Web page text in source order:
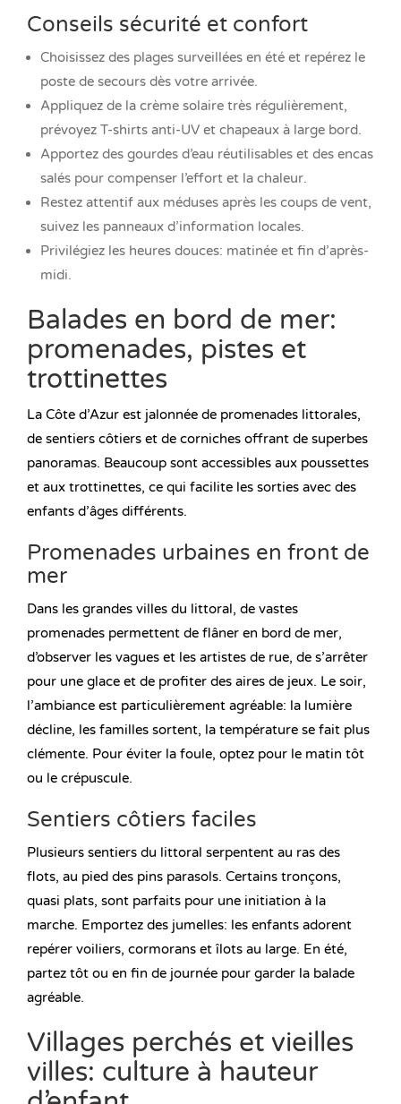
Conseils sécurité et confort
Choisissez des plages surveillées en été et repérez le
poste de secours dès votre arrivée.
Appliquez de la crème solaire très régulièrement,
prévoyez T-shirts anti-UV et chapeaux à large bord.
Apportez des gourdes d’eau réutilisables et des encas
salés pour compenser l’effort et la chaleur.
Restez attentif aux méduses après les coups de vent,
suivez les panneaux d’information locales.
Privilégiez les heures douces: matinée et fin d’après-
midi.
Balades en bord de mer:
promenades, pistes et
trottinettes
La Côte d’Azur est jalonnée de promenades littorales,
de sentiers côtiers et de corniches offrant de superbes
panoramas. Beaucoup sont accessibles aux poussettes
et aux trottinettes, ce qui facilite les sorties avec des
enfants d’âges différents.
Promenades urbaines en front de
mer
Dans les grandes villes du littoral, de vastes
promenades permettent de flâner en bord de mer,
d’observer les vagues et les artistes de rue, de s’arrêter
pour une glace et de profiter des aires de jeux. Le soir,
l’ambiance est particulièrement agréable: la lumière
décline, les familles sortent, la température se fait plus
clémente. Pour éviter la foule, optez pour le matin tôt
ou le crépuscule.
Sentiers côtiers faciles
Plusieurs sentiers du littoral serpentent au ras des
flots, au pied des pins parasols. Certains tronçons,
quasi plats, sont parfaits pour une initiation à la
marche. Emportez des jumelles: les enfants adorent
repérer voiliers, cormorans et îlots au large. En été,
partez tôt ou en fin de journée pour garder la balade
agréable.
Villages perchés et vieilles
villes: culture à hauteur